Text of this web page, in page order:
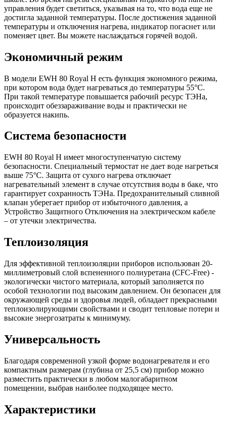
управления будет светиться, указывая на то, что вода еще не
достигла заданной температуры. После достижения заданной
температуры и отключения нагрева, индикатор погаснет или
поменяет цвет. Вы можете наслаждаться горячей водой.
Экономичный режим
В модели EWH 80 Royal H есть функция экономного режима,
при котором вода будет нагреваться до температуры 55°С.
При такой температуре повышается рабочий ресурс ТЭНа,
происходит обеззараживание воды и практически не
образуется накипь.
Система безопасности
EWH 80 Royal H имеет многоступенчатую систему
безопасности. Специальный термостат не дает воде нагреться
выше 75°C. Защита от сухого нагрева отключает
нагревательный элемент в случае отсутствия воды в баке, что
гарантирует сохранность ТЭНа. Предохранительный сливной
клапан уберегает прибор от избыточного давления, а
Устройство Защитного Отключения на электрическом кабеле
– от утечки электричества.
Теплоизоляция
Для эффективной теплоизоляции приборов использован 20-
миллиметровый слой вспененного полиуретана (CFC-Free) -
экологически чистого материала, который заполняется по
особой технологии под высоким давлением. Он безопасен для
окружающей среды и здоровья людей, обладает прекрасными
теплоизолирующими свойствами и сводит тепловые потери и
высокие энергозатраты к минимуму.
Универсальность
Благодаря современной узкой форме водонагревателя и его
компактным размерам (глубина от 25,5 см) прибор можно
разместить практически в любом малогабаритном
помещении, выбрав наиболее подходящее место.
Характеристики